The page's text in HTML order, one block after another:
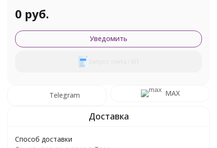
0 руб.
Уведомить
Telegram MAX
Способ доставки